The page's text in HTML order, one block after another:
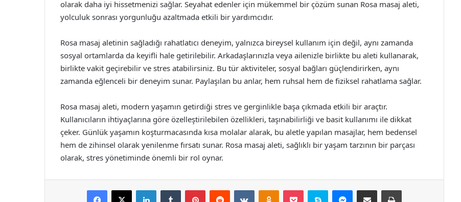
olarak daha iyi hissetmenizi sağlar. Seyahat edenler için mükemmel bir çözüm sunan Rosa masaj aleti,
yolculuk sonrası yorgunluğu azaltmada etkili bir yardımcıdır.
Rosa masaj aletinin sağladığı rahatlatıcı deneyim, yalnızca bireysel kullanım için değil, aynı zamanda
sosyal ortamlarda da keyifli hale getirilebilir. Arkadaşlarınızla veya ailenizle birlikte bu aleti kullanarak,
birlikte vakit geçirebilir ve stres atabilirsiniz. Bu tür aktiviteler, sosyal bağları güçlendirirken, aynı
zamanda eğlenceli bir deneyim sunar. Paylaşılan bu anlar, hem ruhsal hem de fiziksel rahatlama sağlar.
Rosa masaj aleti, modern yaşamın getirdiği stres ve gerginlikle başa çıkmada etkili bir araçtır.
Kullanıcıların ihtiyaçlarına göre özelleştirilebilen özellikleri, taşınabilirliği ve basit kullanımı ile dikkat
çeker. Günlük yaşamın koşturmacasında kısa molalar alarak, bu aletle yapılan masajlar, hem bedensel
hem de zihinsel olarak yenilenme fırsatı sunar. Rosa masaj aleti, sağlıklı bir yaşam tarzının bir parçası
olarak, stres yönetiminde önemli bir rol oynar.
Facebook
X LinkedInTumblr PinterestReddit VKontakteOdnoklassniki
Pocket Skype Messenger
E-Posta ile paylaş Yazdır